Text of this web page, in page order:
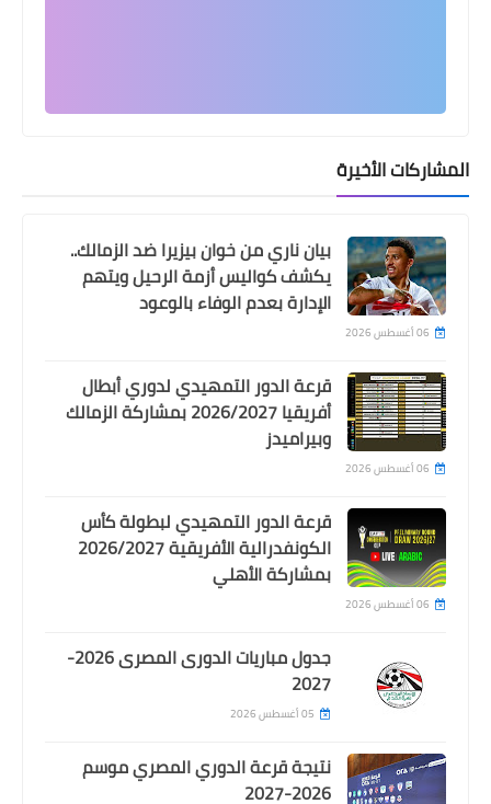
شوبيريعترض على اختيار حكم مباراة
الاهلي والزمالك .. لم اكن اتمنى ان يدير
المباراة
اخبار خفيفة
تعديل على قائمة النادي الاهلي
الفريق
المشاركات الأخيرة
بيان ناري من خوان بيزيرا ضد الزمالك..
يكشف كواليس أزمة الرحيل ويتهم
الإدارة بعدم الوفاء بالوعود
06 أغسطس 2026
قرعة الدور التمهيدي لدوري أبطال
أفريقيا 2026/2027 بمشاركة الزمالك
وبيراميدز
06 أغسطس 2026
قرعة الدور التمهيدي لبطولة كأس
الكونفدرالية الأفريقية 2026/2027
بمشاركة الأهلي
06 أغسطس 2026
جدول مباريات الدورى المصرى 2026-
2027
05 أغسطس 2026
نتيجة قرعة الدوري المصري موسم
2026-2027